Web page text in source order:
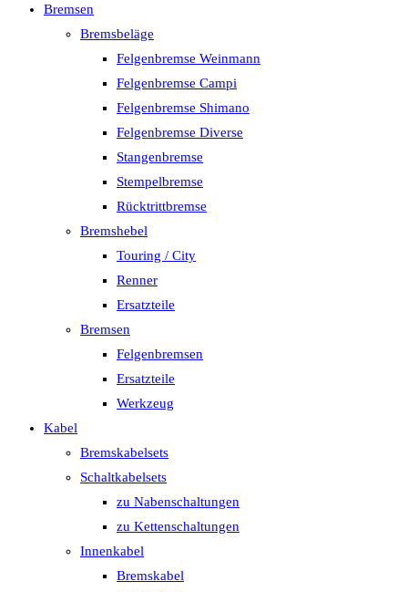
Bremsen
Bremsbeläge
Felgenbremse Weinmann
Felgenbremse Campi
Felgenbremse Shimano
Felgenbremse Diverse
Stangenbremse
Stempelbremse
Rücktrittbremse
Bremshebel
Touring / City
Renner
Ersatzteile
Bremsen
Felgenbremsen
Ersatzteile
Werkzeug
Kabel
Bremskabelsets
Schaltkabelsets
zu Nabenschaltungen
zu Kettenschaltungen
Innenkabel
Bremskabel